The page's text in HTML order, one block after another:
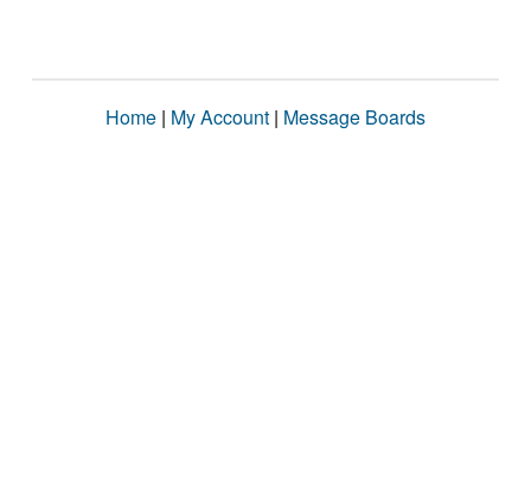
Home | My Account | Message Boards